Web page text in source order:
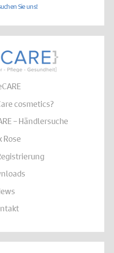
Sie uns!
cosmetics?
– Händlersuche
Rose